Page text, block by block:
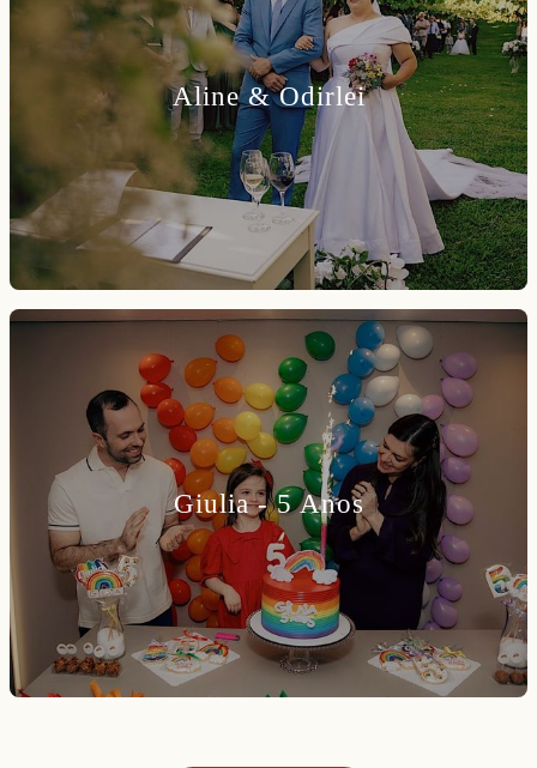
Aline & Odirlei
Giulia - 5 Anos